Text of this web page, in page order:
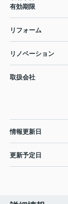
有効期限
リフォーム
リノベーション
取扱会社
情報更新日
更新予定日